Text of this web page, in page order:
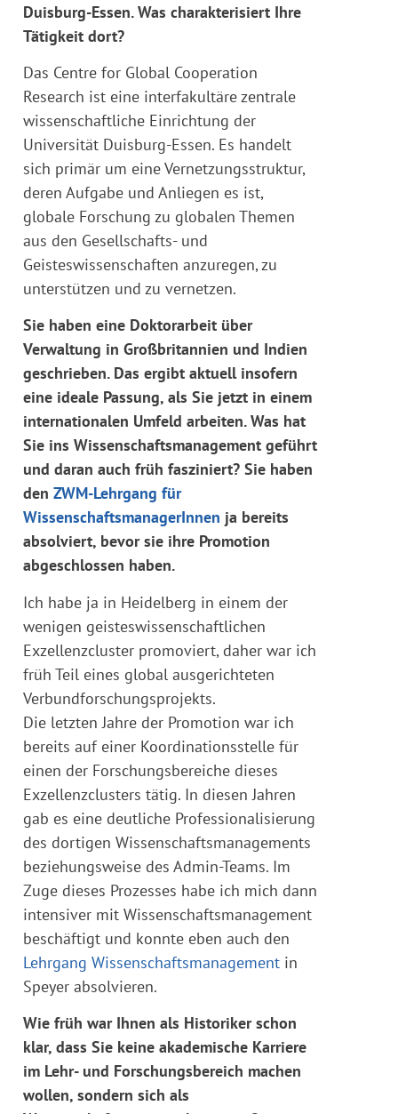
Duisburg-Essen. Was charakterisiert Ihre
Tätigkeit dort?
Das Centre for Global Cooperation
Research ist eine interfakultäre zentrale
wissenschaftliche Einrichtung der
Universität Duisburg-Essen. Es handelt
sich primär um eine Vernetzungsstruktur,
deren Aufgabe und Anliegen es ist,
globale Forschung zu globalen Themen
aus den Gesellschafts- und
Geisteswissenschaften anzuregen, zu
unterstützen und zu vernetzen.
Sie haben eine Doktorarbeit über
Verwaltung in Großbritannien und Indien
geschrieben. Das ergibt aktuell insofern
eine ideale Passung, als Sie jetzt in einem
internationalen Umfeld arbeiten. Was hat
Sie ins Wissenschaftsmanagement geführt
und daran auch früh fasziniert? Sie haben
den ZWM-Lehrgang für
WissenschaftsmanagerInnen ja bereits
absolviert, bevor sie ihre Promotion
abgeschlossen haben.
Ich habe ja in Heidelberg in einem der
wenigen geisteswissenschaftlichen
Exzellenzcluster promoviert, daher war ich
früh Teil eines global ausgerichteten
Verbundforschungsprojekts.
Die letzten Jahre der Promotion war ich
bereits auf einer Koordinationsstelle für
einen der Forschungsbereiche dieses
Exzellenzclusters tätig. In diesen Jahren
gab es eine deutliche Professionalisierung
des dortigen Wissenschaftsmanagements
beziehungsweise des Admin-Teams. Im
Zuge dieses Prozesses habe ich mich dann
intensiver mit Wissenschaftsmanagement
beschäftigt und konnte eben auch den
Lehrgang Wissenschaftsmanagement in
Speyer absolvieren.
Wie früh war Ihnen als Historiker schon
klar, dass Sie keine akademische Karriere
im Lehr- und Forschungsbereich machen
wollen, sondern sich als